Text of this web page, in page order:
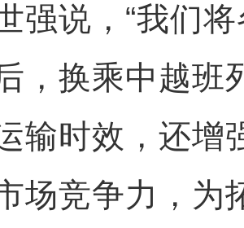
强说，“我们
，换乘中越班
输时效，还增
场竞争力，为